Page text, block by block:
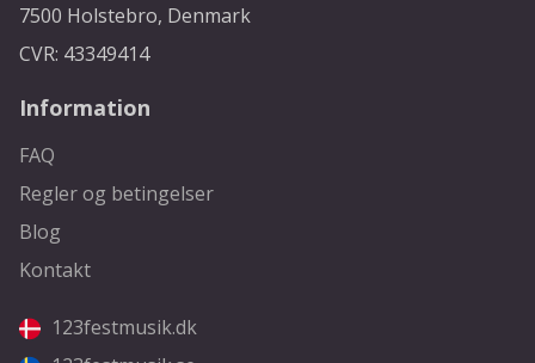
7500 Holstebro, Denmark
CVR: 43349414
Information
FAQ
Regler og betingelser
Blog
Kontakt
123festmusik.dk